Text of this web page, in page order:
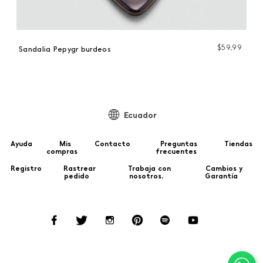
Sandalia Pepygr burdeos $59,99
Ecuador
Ayuda
Mis
compras
Contacto
Preguntas
frecuentes
Tiendas
Registro
Rastrear
pedido
Trabaja con
nosotros.
Cambios y
Garantía